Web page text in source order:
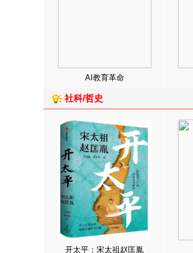
AI教育革命
社科/哲史
开太平：宋太祖赵匡胤